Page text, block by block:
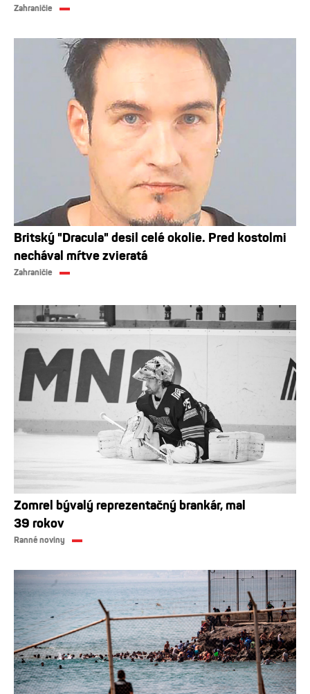
Zahraničie
Britský "Dracula" desil celé okolie. Pred kostolmi
nechával mŕtve zvieratá
Zahraničie
Zomrel bývalý reprezentačný brankár, mal
39 rokov
Ranné noviny